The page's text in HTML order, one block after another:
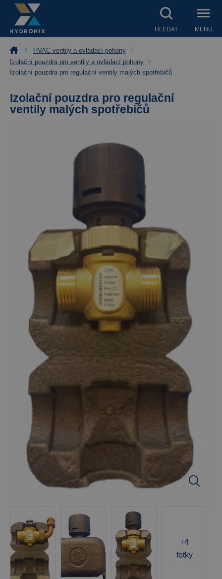
HLEDAT MENU
HVAC ventily a ovládací pohony
Izolační pouzdra pro ventily a ovládací pohony
Izolační pouzdra pro regulační ventily malých spotřebičů
Izolační pouzdra pro regulační
ventily malých spotřebičů
+4
fotky